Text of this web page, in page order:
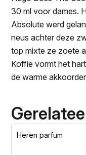
30 ml voor dames.
Absolute werd
neus achter deze
top mixte ze zoete
Koffie vormt het
de warme
Heren parfum